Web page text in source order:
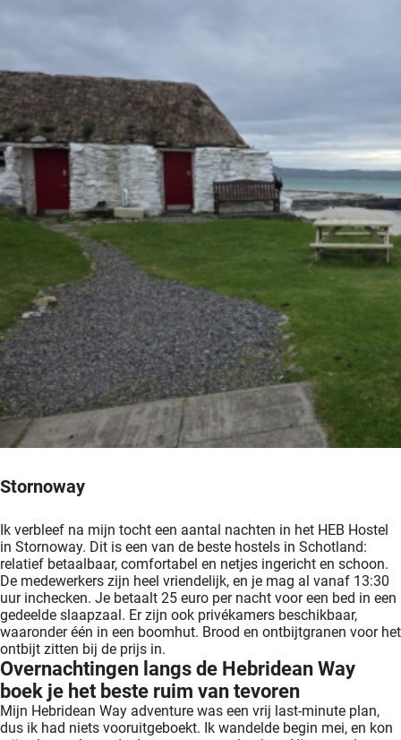
Stornoway
Ik verbleef na mijn tocht een aantal nachten in het HEB Hostel
in Stornoway. Dit is een van de beste hostels in Schotland:
relatief betaalbaar, comfortabel en netjes ingericht en schoon.
De medewerkers zijn heel vriendelijk, en je mag al vanaf 13:30
uur inchecken. Je betaalt 25 euro per nacht voor een bed in een
gedeelde slaapzaal. Er zijn ook privékamers beschikbaar,
waaronder één in een boomhut. Brood en ontbijtgranen voor het
ontbijt zitten bij de prijs in.
Overnachtingen langs de Hebridean Way
boek je het beste ruim van tevoren
Mijn Hebridean Way adventure was een vrij last-minute plan,
dus ik had niets vooruitgeboekt. Ik wandelde begin mei, en kon